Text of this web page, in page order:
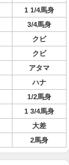
1 1/4馬身
3/4馬身
クビ
クビ
アタマ
ハナ
1/2馬身
1 3/4馬身
大差
2馬身